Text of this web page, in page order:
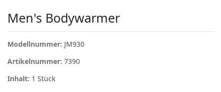
Men's Bodywarmer
Modellnummer: JM930
Artikelnummer: 7390
Inhalt: 1 Stück